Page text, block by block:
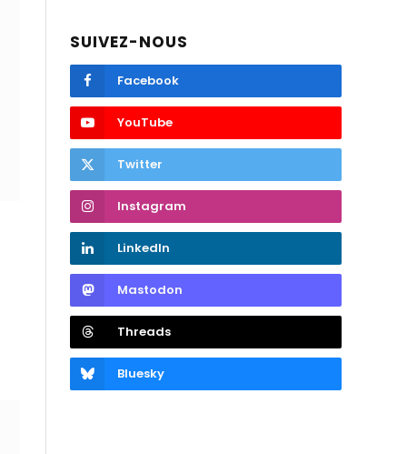
SUIVEZ-NOUS
Facebook
YouTube
Twitter
Instagram
LinkedIn
Mastodon
Threads
Bluesky